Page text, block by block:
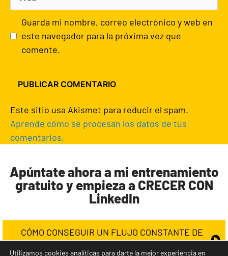
Guarda mi nombre, correo electrónico y web en
este navegador para la próxima vez que
comente.
Este sitio usa Akismet para reducir el spam.
Aprende cómo se procesan los datos de tus
comentarios.
Apúntate ahora a mi entrenamiento
gratuito y empieza a CRECER CON
LinkedIn
CÓMO CONSEGUIR UN FLUJO CONSTANTE DE
Utilizamos cookies analíticas para darte la mejor experiencia en